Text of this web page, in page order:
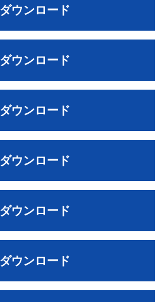
ダウンロード
ダウンロード
ダウンロード
ダウンロード
ダウンロード
ダウンロード